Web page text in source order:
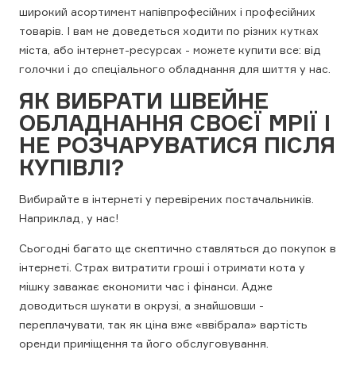
широкий асортимент напівпрофесійних і професійних
товарів. І вам не доведеться ходити по різних кутках
міста, або інтернет-ресурсах - можете купити все: від
голочки і до спеціального обладнання для шиття у нас.
ЯК ВИБРАТИ ШВЕЙНЕ
ОБЛАДНАННЯ СВОЄЇ МРІЇ І
НЕ РОЗЧАРУВАТИСЯ ПІСЛЯ
КУПІВЛІ?
Вибирайте в інтернеті у перевірених постачальників.
Наприклад, у нас!
Сьогодні багато ще скептично ставляться до покупок в
інтернеті. Страх витратити гроші і отримати кота у
мішку заважає економити час і фінанси. Адже
доводиться шукати в окрузі, а знайшовши -
переплачувати, так як ціна вже «ввібрала» вартість
оренди приміщення та його обслуговування.